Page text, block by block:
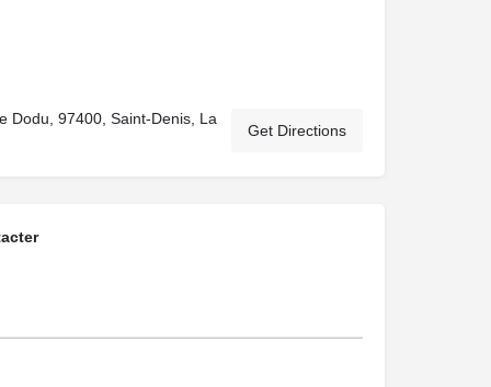
Dodu, 97400, Saint-Denis, La
Get Directions